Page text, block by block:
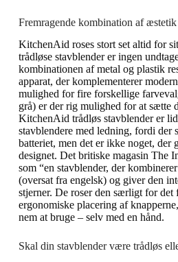
Fremragende kombination af
KitchenAid roses stort set altid for
trådløse stavblender er ingen
kombinationen af metal og plastik
apparat, der komplementerer
mulighed for fire forskellige
grå) er der rig mulighed for at sætte
KitchenAid trådløs stavblender er
stavblendere med ledning, fordi der
batteriet, men det er ikke noget, der
designet. Det britiske magasin The
som “en stavblender, der
(oversat fra engelsk) og giver den
stjerner. De roser den særligt for det
ergonomiske placering af
nem at bruge – selv med en hånd.
Skal din stavblender være trådløs